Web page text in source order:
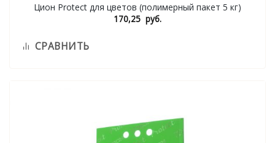
Цион Protect для цветов (полимерный пакет 5 кг)
170,25 руб.
СРАВНИТЬ